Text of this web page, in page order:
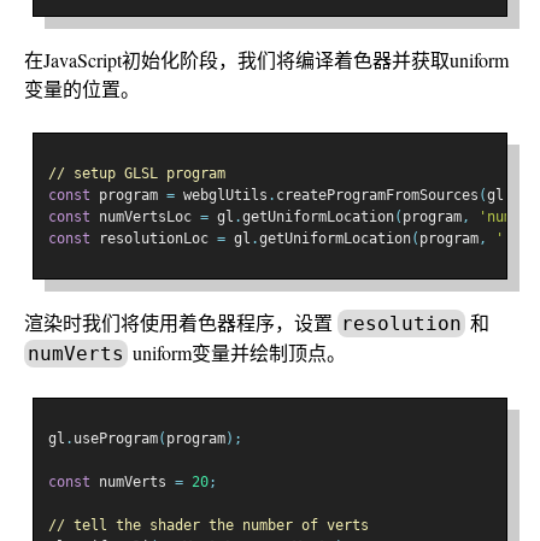
在JavaScript初始化阶段，我们将编译着色器并获取uniform
变量的位置。
// setup GLSL program
const program = webglUtils . createProgramFromSources (gl
const numVertsLoc = gl .getUniformLocation( program,
const resolutionLoc = gl .getUniformLocation( program,
渲染时我们将使用着色器程序，设置 resolution 和
numVerts uniform变量并绘制顶点。
gl . useProgram( program);
const numVerts = 20;
// tell the shader the number of verts